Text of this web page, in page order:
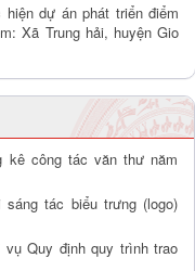
dự án phát triển điểm
Xã Trung hải, huyện Gio
kê công tác văn thư năm
tác biểu trưng (logo)
vụ Quy định quy trình trao